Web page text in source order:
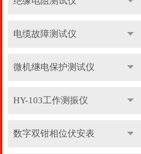
电缆故障测试仪
微机继电保护测试仪
HY-103工作测振仪
数字双钳相位伏安表